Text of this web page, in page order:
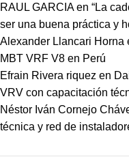
RAUL GARCIAen “La
ser una buena práctica y
Alexander Llancari Horna
MBT VRF V8 en Perú
Efrain Rivera riquez en
VRV con capacitación
Néstor Iván Cornejo
técnica y red de